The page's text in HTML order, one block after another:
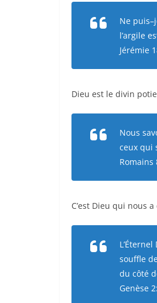
Ne
l’argile
Jérémie
Dieu est le divin
Nous
ceux qui
Romains
C’est Dieu qui nous a
souffle
du côté
Genèse